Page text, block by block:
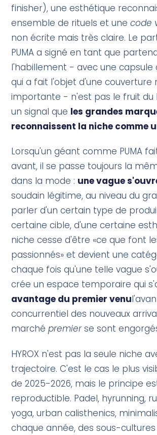
finisher), une esthétique
ensemble de rituels et unecode
non écrite mais très claire. Le
PUMA a signé en tant que
l'habillement - avec une
qui a fait l'objet d'une couverture
importante - n'est pas le fruit du
un signal que les grandes
reconnaissent la niche comme
Lorsqu'un géant comme PUMA
avant, il se passe toujours la
dans la mode : une vague
soudain légitime, au niveau du
parler d'un certain type de
certaine cible, d'une certaine
niche cesse d'être «ce que font
passionnés» et devient une
chaque fois qu'une telle vague
crée un espace temporaire qui
avantage du premier venu
concurrentiel des nouveaux
marchépremierse sont
HYROX n'est pas la seule niche
trajectoire. C'est le cas le plus
de 2025-2026, mais le principe
reproductible. Padel, hyrunning,
yoga, urban calisthenics,
chaque année, des sous-